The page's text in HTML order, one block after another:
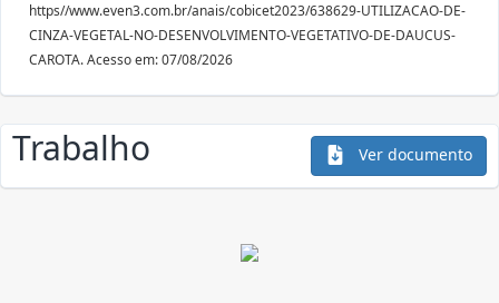
https//www.even3.com.br/anais/cobicet2023/638629-UTILIZACAO-DE-
CINZA-VEGETAL-NO-DESENVOLVIMENTO-VEGETATIVO-DE-DAUCUS-
CAROTA. Acesso em: 07/08/2026
Trabalho Ver documento